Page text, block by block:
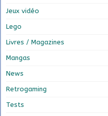
Jeux vidéo
Lego
Livres / Magazines
Mangas
News
Retrogaming
Tests